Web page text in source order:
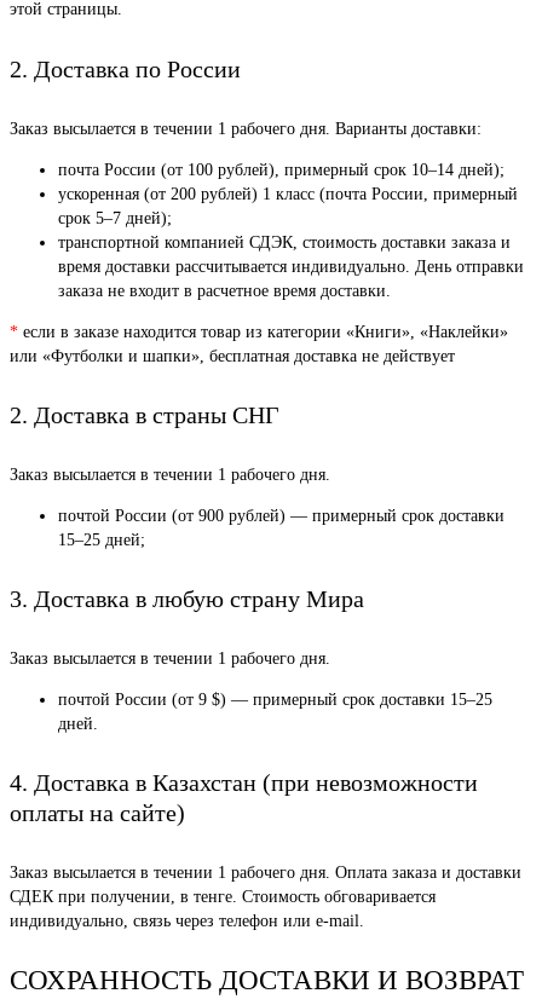
этой страницы.
2. Доставка по России
Заказ высылается в течении 1 рабочего дня. Варианты доставки:
почта России (от 100 рублей), примерный срок 10–14 дней);
ускоренная (от 200 рублей) 1 класс (почта России, примерный
срок 5–7 дней);
транспортной компанией СДЭК, стоимость доставки заказа и
время доставки рассчитывается индивидуально. День отправки
заказа не входит в расчетное время доставки.
* если в заказе находится товар из категории «Книги», «Наклейки»
или «Футболки и шапки», бесплатная доставка не действует
2. Доставка в страны СНГ
Заказ высылается в течении 1 рабочего дня.
почтой России (от 900 рублей) — примерный срок доставки
15–25 дней;
3. Доставка в любую страну Мира
Заказ высылается в течении 1 рабочего дня.
почтой России (от 9 $) — примерный срок доставки 15–25
дней.
4. Доставка в Казахстан (при невозможности
оплаты на сайте)
Заказ высылается в течении 1 рабочего дня. Оплата заказа и доставки
СДЕК при получении, в тенге. Стоимость обговаривается
индивидуально, связь через телефон или e-mail.
СОХРАННОСТЬ ДОСТАВКИ И ВОЗВРАТ